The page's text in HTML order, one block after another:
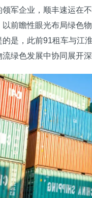
企业，顺丰速运在不
前瞻性眼光布局绿色
，此前91租车与江淮
绿色发展中协同展开